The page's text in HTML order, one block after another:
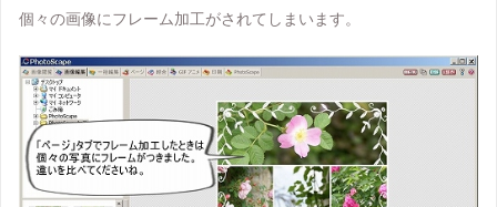
個々の画像にフレーム加工がされてしまいます。